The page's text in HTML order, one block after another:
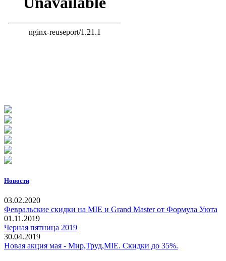
Новости
03.02.2020
Февральские скидки на MIE и Grand Master от Формула Уюта
01.11.2019
Черная пятница 2019
30.04.2019
Новая акция мая - Мир,Труд,MIE. Скидки до 35%.